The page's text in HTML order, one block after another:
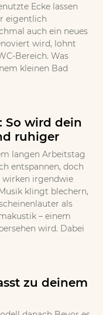
Ecke lassen
eigentlich
auch ein neues
wird, lohnt
Bereich. Was
kleinen Bad
So wird dein
ruhiger
langen Arbeitstag
entspannen, doch
wirken irgendwie
klingt blechern,
als
– einem
wird. Dabei
zu deinem